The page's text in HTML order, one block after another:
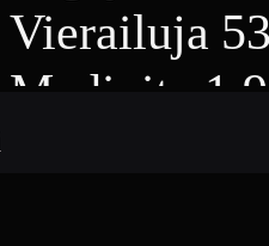
Vierailuja
Medioita
1